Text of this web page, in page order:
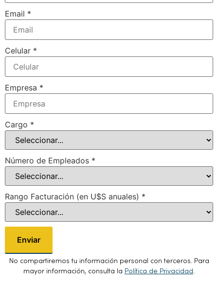
Email *
Celular *
Empresa *
Cargo *
Número de Empleados *
Rango Facturación (en U$S anuales) *
Enviar
No compartiremos tu información personal con terceros. Para
mayor información, consulta la Política de Privacidad